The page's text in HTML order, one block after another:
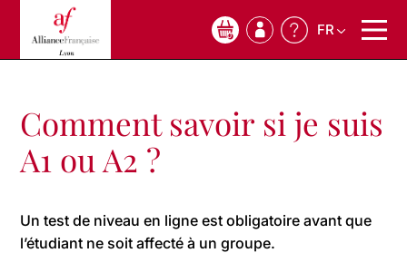
0 FR
Comment savoir si je suis
A1 ou A2 ?
Un test de niveau en ligne est obligatoire avant que
l’étudiant ne soit affecté à un groupe.